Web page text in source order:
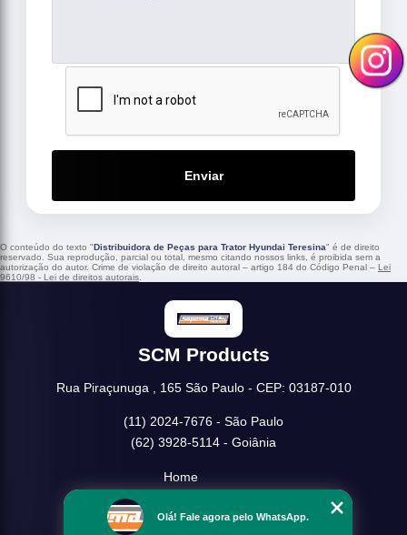
Enviar
O conteúdo do texto "Distribuidora de Peças para Trator Hyundai Teresina" é de direito
reservado. Sua reprodução, parcial ou total, mesmo citando nossos links, é proibida sem a
autorização do autor. Crime de violação de direito autoral – artigo 184 do Código Penal – Lei
9610/98 - Lei de direitos autorais.
SCM Products
Rua Piraçunuga , 165 São Paulo - CEP: 03187-010
(11) 2024-7676 - São Paulo
(62) 3928-5114 - Goiânia
Home
Missão
Olá! Fale agora pelo WhatsApp.